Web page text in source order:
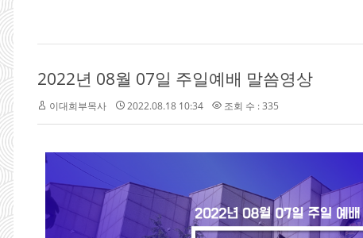
2022년 08월 07일 주일예배 말씀영상
이대희부목사 2022.08.18 10:34 조회 수 : 335